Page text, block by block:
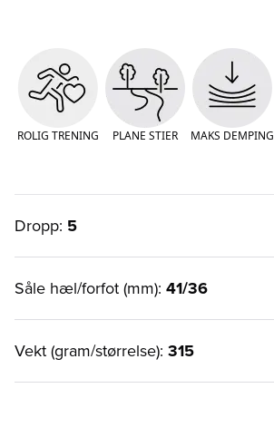
ROLIG TRENING PLANE STIER MAKS DEMPING
Dropp: 5
Såle hæl/forfot (mm): 41/36
Vekt (gram/størrelse): 315